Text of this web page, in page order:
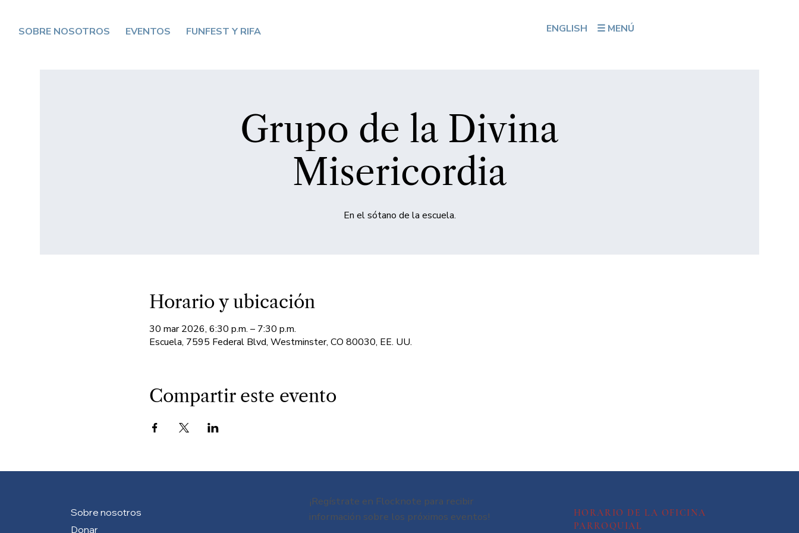
ENGLISH ☰ MENÚ
SOBRE NOSOTROS EVENTOS FUNFEST Y RIFA
Grupo de la Divina
Misericordia
Horario y ubicación
30 mar 2026, 6:30 p.m. – 7:30 p.m.
Escuela, 7595 Federal Blvd, Westminster, CO 80030, EE. UU.
Compartir este evento
Sobre nosotros
Donar
¡Regístrate en Flocknote para recibir
información sobre los próximos eventos!
HORARIO DE LA OFICINA
PARROQUIAL